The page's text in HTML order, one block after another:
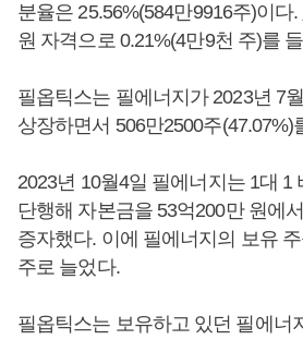
분율은 25.56%(584만9916주)이다.
원 자격으로 0.21%(4만9천 주)를
필옵틱스는 필에너지가 2023년 7
상장하면서 506만2500주(47.07%)
2023년 10월4일 필에너지는 1대 1
단행해 자본금을 53억200만 원에
증자했다. 이에 필에너지의 보유
주로 늘었다.
필옵틱스는 보유하고 있던 필에너